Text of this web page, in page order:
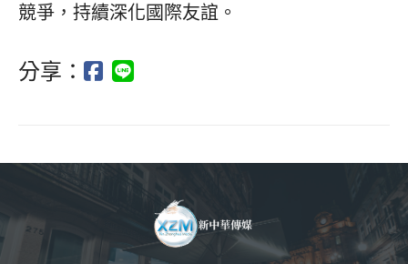
競爭，持續深化國際友誼。
分享：